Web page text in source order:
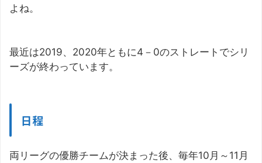
よね。
最近は2019、2020年ともに4－0のストレートでシリ
ーズが終わっています。
日程
両リーグの優勝チームが決まった後、毎年10月～11月